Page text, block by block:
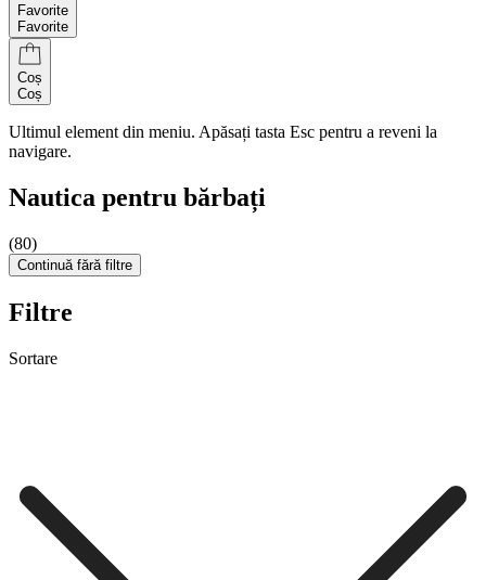
Favorite
Favorite
Coș
Coș
Ultimul element din meniu. Apăsați tasta Esc pentru a reveni la
navigare.
Nautica pentru bărbați
(80)
Continuă fără filtre
Filtre
Sortare